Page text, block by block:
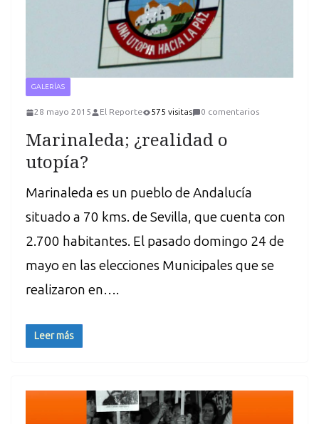
GALERÍAS
28 mayo 2015 El Reporte 575 visitas 0 comentarios
Marinaleda; ¿realidad o
utopía?
Marinaleda es un pueblo de Andalucía
situado a 70 kms. de Sevilla, que cuenta con
2.700 habitantes. El pasado domingo 24 de
mayo en las elecciones Municipales que se
realizaron en….
Leer más